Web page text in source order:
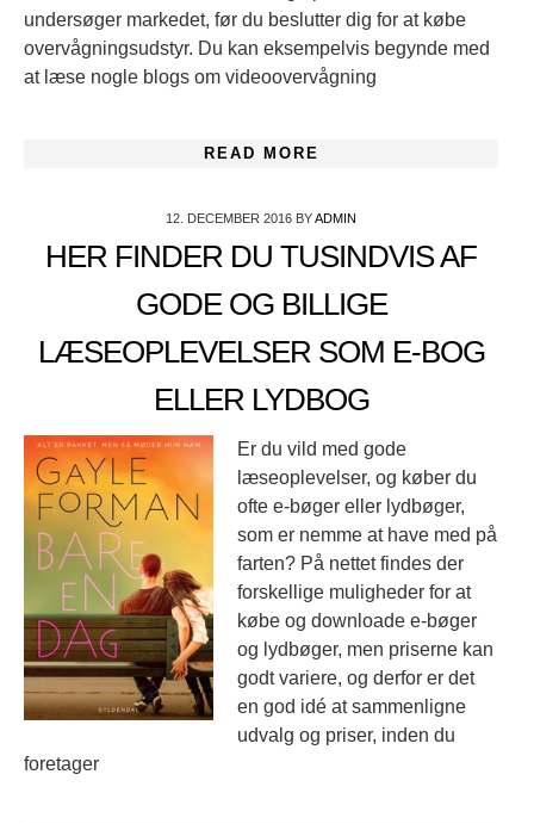
undersøger markedet, før du beslutter dig for at købe
overvågningsudstyr. Du kan eksempelvis begynde med
at læse nogle blogs om videoovervågning
READ MORE
12. DECEMBER 2016 BYADMIN
HER FINDER DU TUSINDVIS AF
GODE OG BILLIGE
LÆSEOPLEVELSER SOM E-BOG
ELLER LYDBOG
Er du vild med gode
læseoplevelser, og køber du
ofte e-bøger eller lydbøger,
som er nemme at have med på
farten? På nettet findes der
forskellige muligheder for at
købe og downloade e-bøger
og lydbøger, men priserne kan
godt variere, og derfor er det
en god idé at sammenligne
udvalg og priser, inden du
foretager